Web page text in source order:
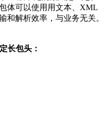
体可以使用用文本、XML
和解析效率，与业务无关。
长包头：